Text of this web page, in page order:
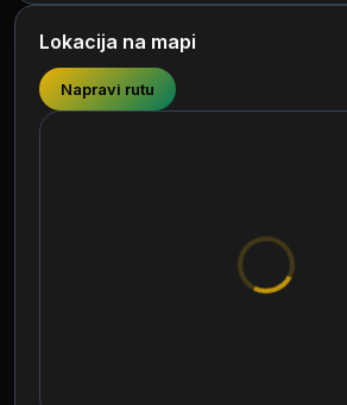
Lokacija na mapi
Napravi rutu